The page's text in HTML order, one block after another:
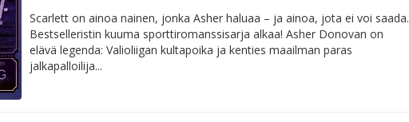
Scarlett on ainoa nainen, jonka Asher haluaa – ja ainoa, jota ei voi saada.
Bestselleristin kuuma sporttiromanssisarja alkaa! Asher Donovan on
elävä legenda: Valioliigan kultapoika ja kenties maailman paras
jalkapalloilija...